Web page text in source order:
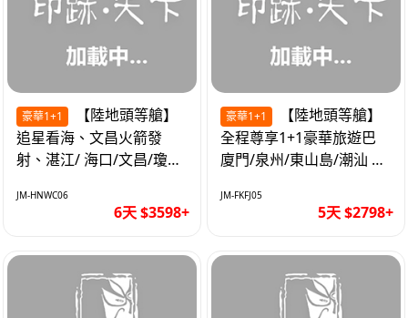
豪華1+1
追星看海、文昌火箭發
射、湛江/ 海口/文昌/瓊海/
優質6天
JM-HNWC06
6天 $3598+
豪華1+1
全程尊享1+1豪華旅遊巴
廈門/泉州/東山島/潮汕 精
JM-FKFJ05
5天 $2798+